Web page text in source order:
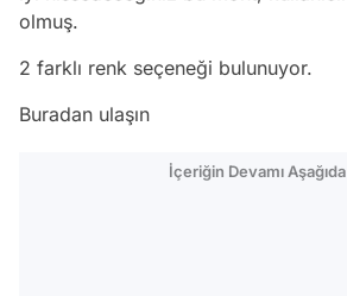
olmuş.
2 farklı renk seçeneği bulunuyor.
Buradan ulaşın
İçeriğin Devamı Aşağıda